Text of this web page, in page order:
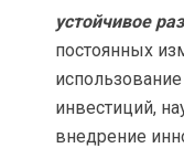
устойчивое
постоянных
инвестиций,
внедрение